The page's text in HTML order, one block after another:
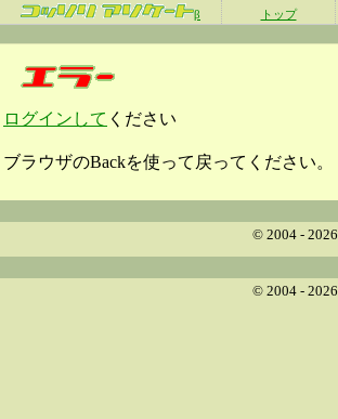
β トップ
ログインして ください
ブラウザのBackを使って戻ってください。
© 2004 - 2026
© 2004 - 2026